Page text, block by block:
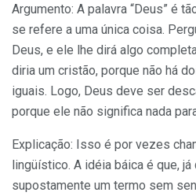
Argumento: A palavra “Deus” é
se refere a uma única coisa.
Deus, e ele lhe dirá algo
diria um cristão, porque não há
iguais. Logo, Deus deve ser
porque ele não significa nada
Explicação: Isso é por vezes
lingüístico. A idéia báica é que, já
supostamente um termo sem